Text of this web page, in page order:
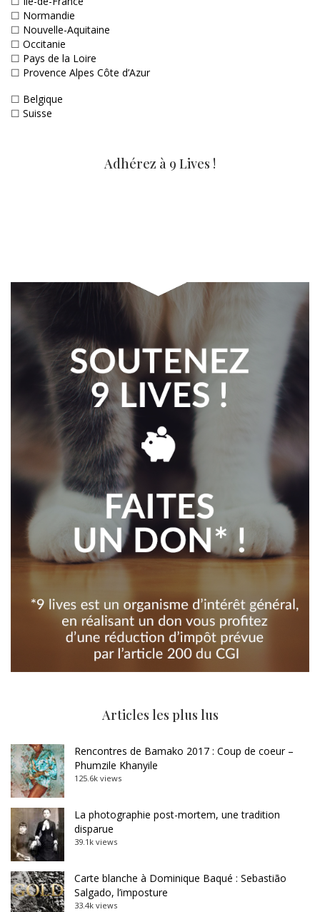
☐ Normandie
☐ Nouvelle-Aquitaine
☐ Occitanie
☐ Pays de la Loire
☐ Provence Alpes Côte d’Azur
☐ Belgique
☐ Suisse
Adhérez à 9 Lives !
Articles les plus lus
Rencontres de Bamako 2017 : Coup de coeur –
Phumzile Khanyile
125.6k views
La photographie post-mortem, une tradition
disparue
39.1k views
Carte blanche à Dominique Baqué : Sebastião
Salgado, l’imposture
33.4k views